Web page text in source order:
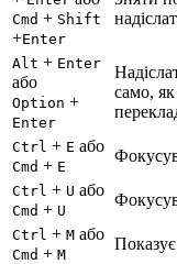
Cmd + Shift
+Enter
Alt + Enter
або
Option +
Enter
само,
Ctrl + E або
Cmd + E
Ctrl + U або
Cmd + U
Ctrl + M або
Cmd + M